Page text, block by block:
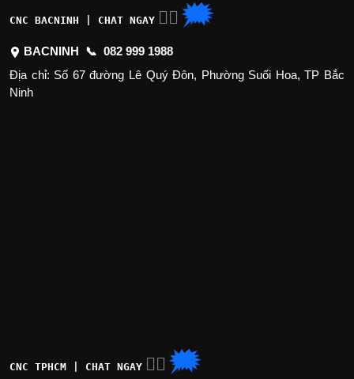
CNC BACNINH | CHAT NGAY 👉🏽 🗯
BACNINH 📞 082 999 1988
Địa chỉ: Số 67 đường Lê Quý Đôn, Phường Suối Hoa, TP Bắc
Ninh
CNC TPHCM | CHAT NGAY 👉🏽 🗯